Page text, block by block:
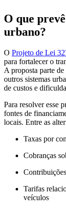
O que
urbano?
O Projeto de Lei
para fortalecer o
A proposta parte
outros sistemas
de custos e
Para resolver esse
fontes de
locais. Entre as
Taxas por
Cobranças
Tarifas
veículos